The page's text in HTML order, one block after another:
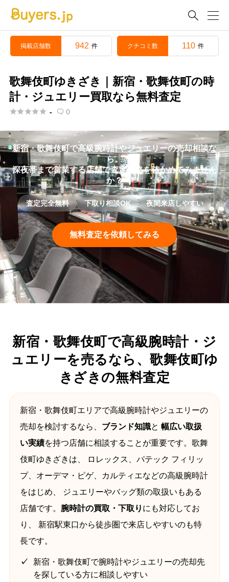

掲載店舗数 942 件 クチコミ数 110 件
歌舞伎町ゆきざき｜新宿・歌舞伎町の時
計・ジュエリー買取なら無料査定
 -  0
新宿・歌舞伎町で高級腕時計やジュエリーの売却相談な
ら。
深夜帯まで営業する店舗で査定価格を確かめてみません
か？
査定完全無料 下取り相談OK 夜間来店しやすい
無料査定を依頼してみる
新宿・歌舞伎町で高級腕時計・ジ
ュエリーを売るなら、歌舞伎町ゆ
きざきの無料査定
新宿・歌舞伎町エリアで高級腕時計やジュエリーの
売却を検討するなら、 ブランド知識と 幅広い取扱
い実績を持つ店舗に相談することが重要です。歌舞
伎町ゆきざきは、 ロレックス、パテック フィリッ
プ、オーデマ・ピゲ、カルティエなどの高級腕時計
をはじめ、 ジュエリーやバッグ類の取扱いもある
店舗です。 腕時計の買取・下取り にも対応してお
り、 新宿駅東口から徒歩圏で来店しやすいのも特
長です。
新宿・歌舞伎町で腕時計やジュエリーの売却先
を探している方に相談しやすい